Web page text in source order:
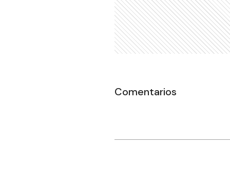
Comentarios